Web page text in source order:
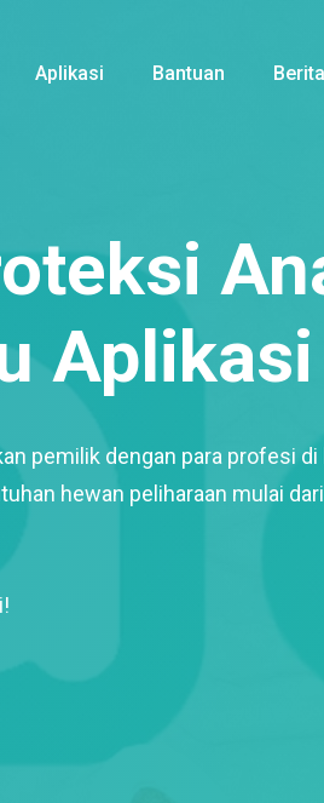
Aplikasi Bantuan Berita
Aplikasi
pemilik dengan para profesi di
hewan peliharaan mulai